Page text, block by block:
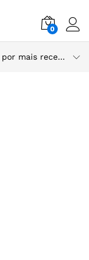
0
Ordenar por mais recente